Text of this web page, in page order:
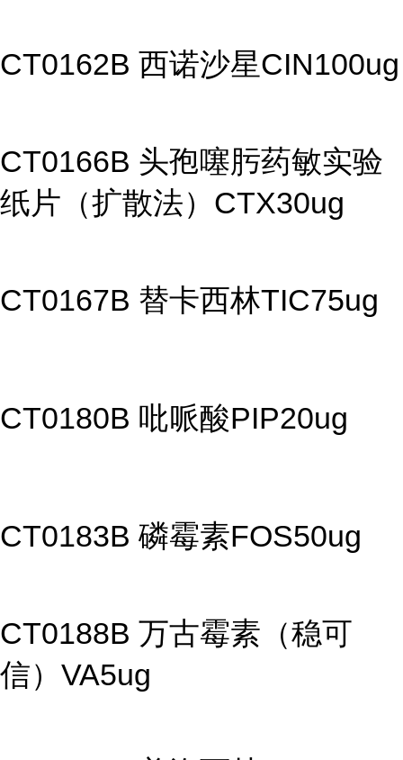
CT0162B 西诺沙星CIN100ug
CT0166B 头孢噻肟药敏实验
纸片（扩散法）CTX30ug
CT0167B 替卡西林TIC75ug
CT0180B 吡哌酸PIP20ug
CT0183B 磷霉素FOS50ug
CT0188B 万古霉素（稳可
信）VA5ug